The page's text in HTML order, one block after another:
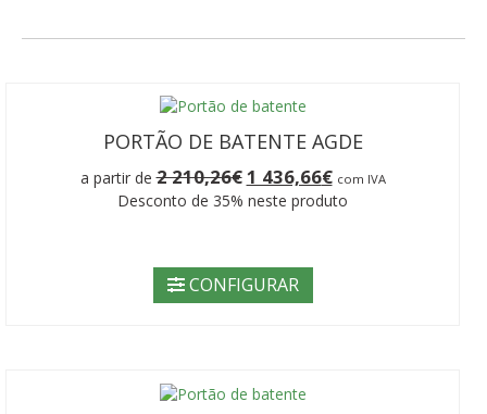
PORTÃO DE BATENTE AGDE
a partir de2 210,26€ O
preço
original
210,26€.
1 436,66€O
preço
com IVA
Desconto de 35% neste produto
CONFIGURAR